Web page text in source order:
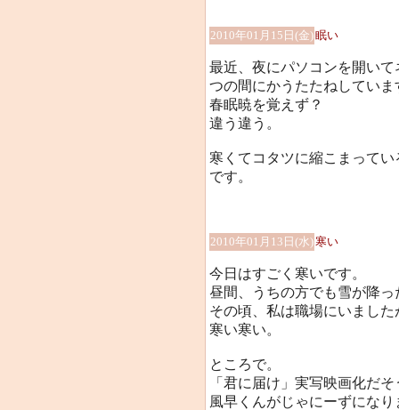
2010年01月15日(金)眠い
最近、夜にパソコンを開い
つの間にかうたたねしていま
春眠暁を覚えず？
違う違う。
寒くてコタツに縮こまって
です。
2010年01月13日(水)寒い
今日はすごく寒いです。
昼間、うちの方でも雪が降っ
その頃、私は職場にいまし
寒い寒い。
ところで。
「君に届け」実写映画化だ
風早くんがじゃにーずにな